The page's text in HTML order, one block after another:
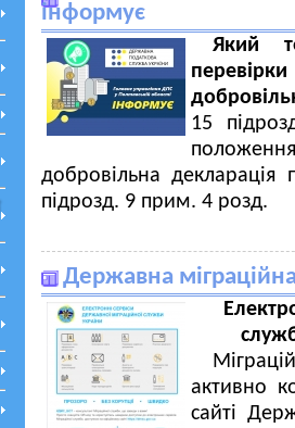
інформує
Який
15
добровільна декларація
підрозд. 9 прим. 4 розд.
Державна
активно
сайті